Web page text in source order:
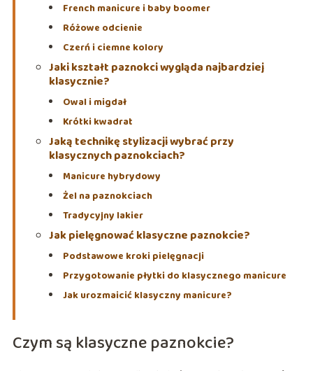
French manicure i baby boomer
Różowe odcienie
Czerń i ciemne kolory
Jaki kształt paznokci wygląda najbardziej
klasycznie?
Owal i migdał
Krótki kwadrat
Jaką technikę stylizacji wybrać przy
klasycznych paznokciach?
Manicure hybrydowy
Żel na paznokciach
Tradycyjny lakier
Jak pielęgnować klasyczne paznokcie?
Podstawowe kroki pielęgnacji
Przygotowanie płytki do klasycznego manicure
Jak urozmaicić klasyczny manicure?
Czym są klasyczne paznokcie?